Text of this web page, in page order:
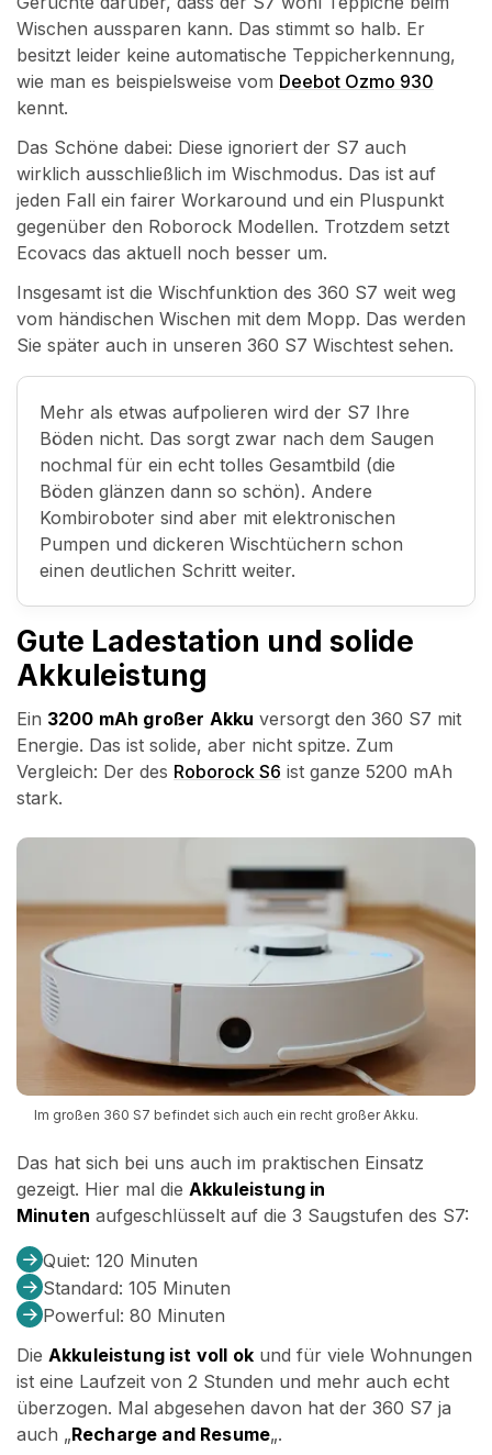
Wischen aussparen kann. Das stimmt so halb. Er
besitzt leider keine automatische Teppicherkennung,
wie man es beispielsweise vom Deebot Ozmo 930
kennt.
Das Schöne dabei: Diese ignoriert der S7 auch
wirklich ausschließlich im Wischmodus. Das ist auf
jeden Fall ein fairer Workaround und ein Pluspunkt
gegenüber den Roborock Modellen. Trotzdem setzt
Ecovacs das aktuell noch besser um.
Insgesamt ist die Wischfunktion des 360 S7 weit weg
vom händischen Wischen mit dem Mopp. Das werden
Sie später auch in unseren 360 S7 Wischtest sehen.
Mehr als etwas aufpolieren wird der S7 Ihre
Böden nicht. Das sorgt zwar nach dem Saugen
nochmal für ein echt tolles Gesamtbild (die
Böden glänzen dann so schön). Andere
Kombiroboter sind aber mit elektronischen
Pumpen und dickeren Wischtüchern schon
einen deutlichen Schritt weiter.
Gute Ladestation und solide
Akkuleistung
Ein 3200 mAh großer Akku versorgt den 360 S7 mit
Energie. Das ist solide, aber nicht spitze. Zum
Vergleich: Der des Roborock S6 ist ganze 5200 mAh
stark.
Im großen 360 S7 befindet sich auch ein recht großer Akku.
Das hat sich bei uns auch im praktischen Einsatz
gezeigt. Hier mal die Akkuleistung in
Minuten aufgeschlüsselt auf die 3 Saugstufen des S7:
Quiet: 120 Minuten
Standard: 105 Minuten
Powerful: 80 Minuten
Die Akkuleistung ist voll okund für viele Wohnungen
ist eine Laufzeit von 2 Stunden und mehr auch echt
überzogen. Mal abgesehen davon hat der 360 S7 ja
auch „Recharge and Resume„.